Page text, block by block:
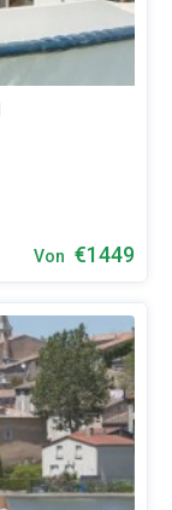
Von €1449